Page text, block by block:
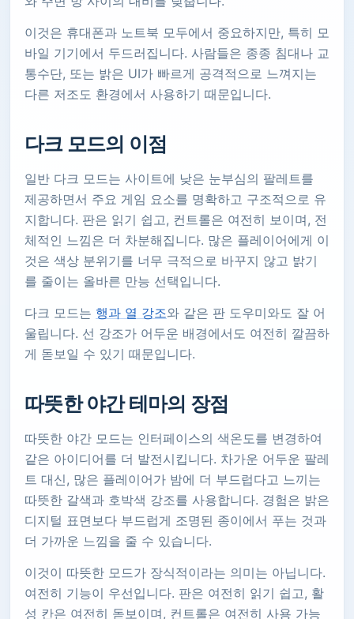
이것은 휴대폰과 노트북 모두에서 중요하지만, 특히 모
바일 기기에서 두드러집니다. 사람들은 종종 침대나 교
통수단, 또는 밝은 UI가 빠르게 공격적으로 느껴지는
다른 저조도 환경에서 사용하기 때문입니다.
다크 모드의 이점
일반 다크 모드는 사이트에 낮은 눈부심의 팔레트를
제공하면서 주요 게임 요소를 명확하고 구조적으로 유
지합니다. 판은 읽기 쉽고, 컨트롤은 여전히 ​​보이며, 전
체적인 느낌은 더 차분해집니다. 많은 플레이어에게 이
것은 색상 분위기를 너무 극적으로 바꾸지 않고 밝기
를 줄이는 올바른 만능 선택입니다.
다크 모드는 행과 열 강조와 같은 판 도우미와도 잘 어
울립니다. 선 강조가 어두운 배경에서도 여전히 깔끔하
게 돋보일 수 있기 때문입니다.
따뜻한 야간 테마의 장점
따뜻한 야간 모드는 인터페이스의 색온도를 변경하여
같은 아이디어를 더 발전시킵니다. 차가운 어두운 팔레
트 대신, 많은 플레이어가 밤에 더 부드럽다고 느끼는
따뜻한 갈색과 호박색 강조를 사용합니다. 경험은 밝은
디지털 표면보다 부드럽게 조명된 종이에서 푸는 것과
더 가까운 느낌을 줄 수 있습니다.
이것이 따뜻한 모드가 장식적이라는 의미는 아닙니다.
여전히 기능이 우선입니다. 판은 여전히 ​​읽기 쉽고, 활
성 칸은 여전히 ​​돋보이며, 컨트롤은 여전히 ​​사용 가능